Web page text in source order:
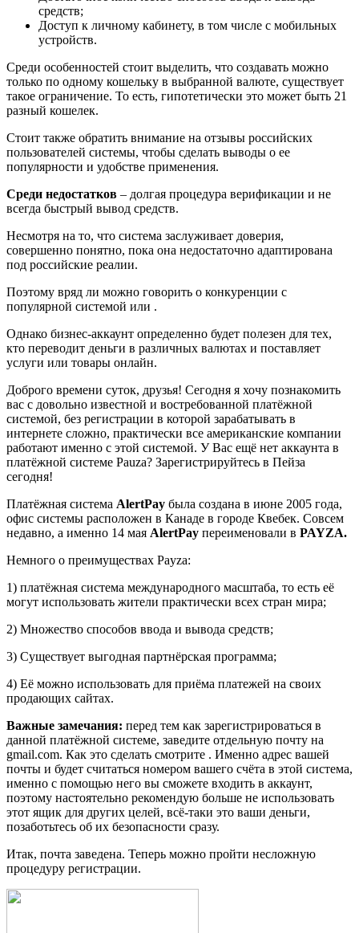
средств;
Доступ к личному кабинету, в том числе с мобильных
устройств.
Среди особенностей стоит выделить, что создавать можно
только по одному кошельку в выбранной валюте, существует
такое ограничение. То есть, гипотетически это может быть 21
разный кошелек.
Стоит также обратить внимание на отзывы российских
пользователей системы, чтобы сделать выводы о ее
популярности и удобстве применения.
Среди недостатков – долгая процедура верификации и не
всегда быстрый вывод средств.
Несмотря на то, что система заслуживает доверия,
совершенно понятно, пока она недостаточно адаптирована
под российские реалии.
Поэтому вряд ли можно говорить о конкуренции с
популярной системой или .
Однако бизнес-аккаунт определенно будет полезен для тех,
кто переводит деньги в различных валютах и поставляет
услуги или товары онлайн.
Доброго времени суток, друзья! Сегодня я хочу познакомить
вас с довольно известной и востребованной платёжной
системой, без регистрации в которой зарабатывать в
интернете сложно, практически все американские компании
работают именно с этой системой. У Вас ещё нет аккаунта в
платёжной системе Pauza? Зарегистрируйтесь в Пейза
сегодня!
Платёжная система AlertPay была создана в июне 2005 года,
офис системы расположен в Канаде в городе Квебек. Совсем
недавно, а именно 14 мая AlertPay переименовали в PAYZA.
Немного о преимуществах Payza:
1) платёжная система международного масштаба, то есть её
могут использовать жители практически всех стран мира;
2) Множество способов ввода и вывода средств;
3) Существует выгодная партнёрская программа;
4) Её можно использовать для приёма платежей на своих
продающих сайтах.
Важные замечания: перед тем как зарегистрироваться в
данной платёжной системе, заведите отдельную почту на
gmail.com. Как это сделать смотрите . Именно адрес вашей
почты и будет считаться номером вашего счёта в этой система,
именно с помощью него вы сможете входить в аккаунт,
поэтому настоятельно рекомендую больше не использовать
этот ящик для других целей, всё-таки это ваши деньги,
позаботьтесь об их безопасности сразу.
Итак, почта заведена. Теперь можно пройти несложную
процедуру регистрации.